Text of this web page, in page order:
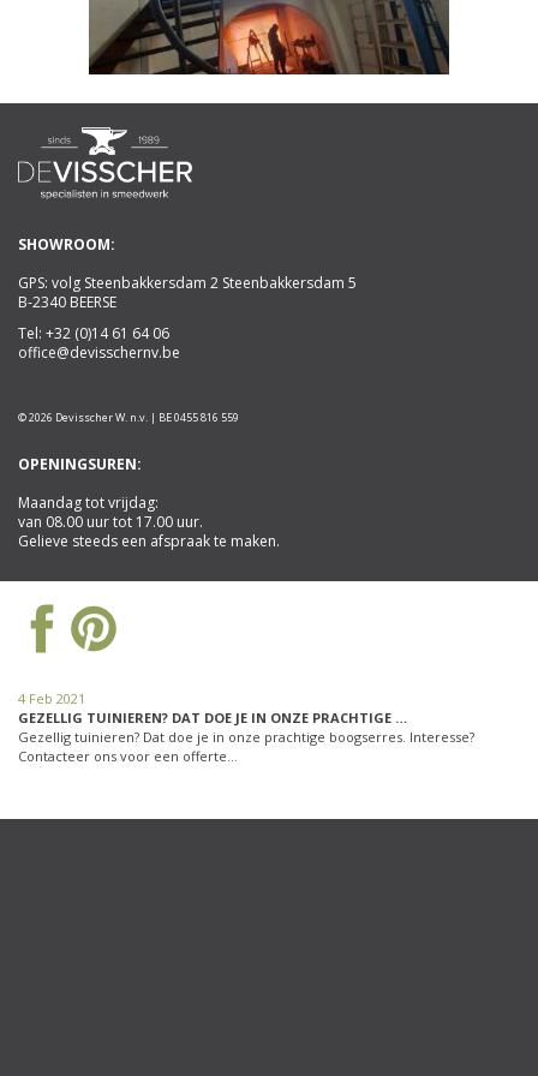
SHOWROOM:
GPS: volg Steenbakkersdam 2 Steenbakkersdam 5
B-2340 BEERSE
Tel: +32 (0)14 61 64 06
office@devisschernv.be
© 2026 Devisscher W. n.v. | BE 0455 816 559
OPENINGSUREN:
Maandag tot vrijdag:
van 08.00 uur tot 17.00 uur.
Gelieve steeds een afspraak te maken.
4 Feb 2021
GEZELLIG TUINIEREN? DAT DOE JE IN ONZE PRACHTIGE …
Gezellig tuinieren? Dat doe je in onze prachtige boogserres. Interesse?
Contacteer ons voor een offerte…